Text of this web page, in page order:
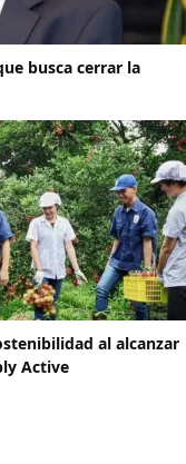
busca cerrar la
al alcanzar
Active